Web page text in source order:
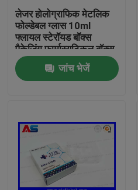
उत्पादों
हमारे बारे में
लेजर होलोग्राफिक मेटलिक
फोल्डेबल ग्लास 10ml
फ्लायल स्टेरॉयड बॉक्स
पैकेजिंग फार्मास्यूटिकल बॉक्स
लेबल
जांच भेजें